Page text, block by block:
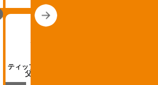
パパママ
¥
ティップネス・キッズ会員のお
父さん、お母さんに